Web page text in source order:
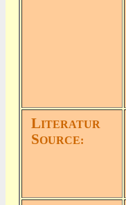
LITERATUR
SOURCE: